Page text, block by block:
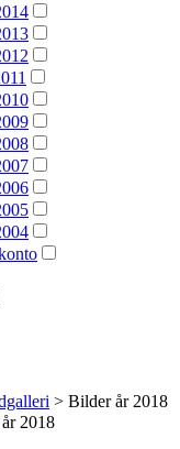
> Bilder år 2018
2018